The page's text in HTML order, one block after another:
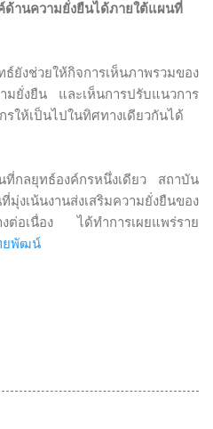
ด้านความยั่งยืนได้ภายใต้แผนที่
ช่วยให้กิจการเห็นภาพรวมของ
ยั่งยืน และเห็นการปรับแนวการ
รให้เป็นไปในทิศทางเดียวกันได้
ที่กลยุทธ์องค์กรหนึ่งเดียว สถาบัน
เน้นงานส่งเสริมความยั่งยืนของ
งต่อเนื่อง ได้ทำการเผยแพร่ราย
ยพัฒน์